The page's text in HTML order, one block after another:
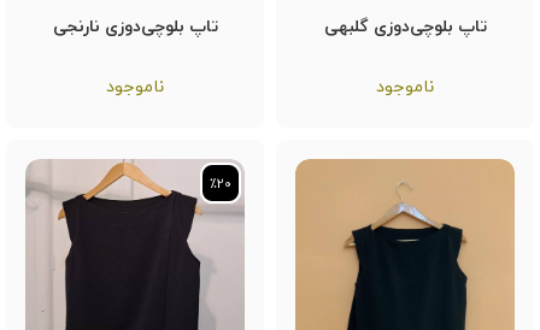
تاپ بلوچی‌دوزی گلبهی
ناموجود
تاپ بلوچی‌دوزی نارنجی
ناموجود
٪20
٪20